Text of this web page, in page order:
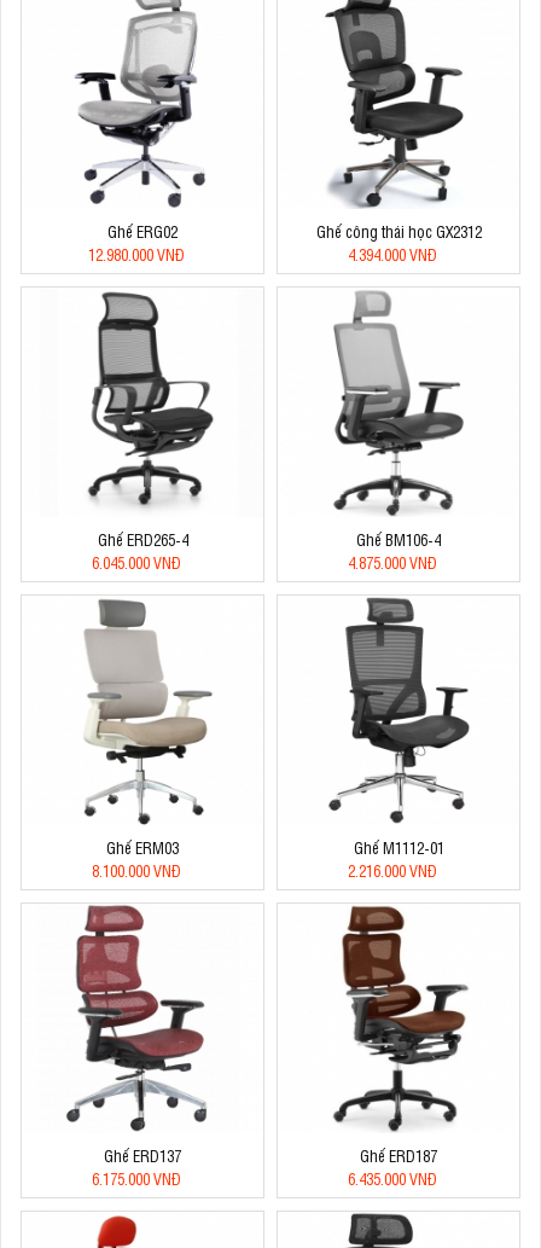
Ghế ERG02
12.980.000 VNĐ
Ghế công thái học GX2312
4.394.000 VNĐ
Ghế ERD265-4
6.045.000 VNĐ
Ghế BM106-4
4.875.000 VNĐ
Ghế ERM03
8.100.000 VNĐ
Ghế M1112-01
2.216.000 VNĐ
Ghế ERD137
6.175.000 VNĐ
Ghế ERD187
6.435.000 VNĐ